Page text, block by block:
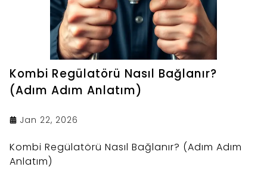
Kombi Regülatörü Nasıl Bağlanır?
(Adım Adım Anlatım)
Jan 22, 2026
Kombi Regülatörü Nasıl Bağlanır? (Adım Adım
Anlatım)